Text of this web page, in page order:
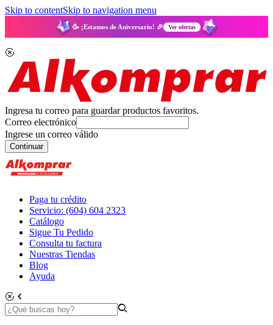
Skip to contentSkip to navigation menu
🥳 ¡Estamos de Aniversario! 🎉 Ver ofertas
Ingresa tu correo para guardar productos favoritos.
Correo electrónico
Ingrese un correo válido
Continuar
Paga tu crédito
Servicio: (604) 604 2323
Catálogo
Sigue Tu Pedido
Consulta tu factura
Nuestras Tiendas
Blog
Ayuda